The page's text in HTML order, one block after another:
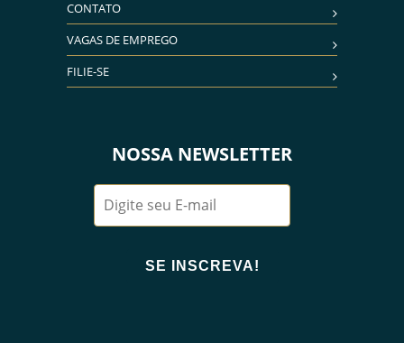
CONTATO
VAGAS DE EMPREGO
FILIE-SE
NOSSA NEWSLETTER